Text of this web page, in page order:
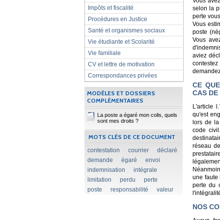
Impôts et fiscalité
Procédures en Justice
Santé et organismes sociaux
Vie étudiante et Scolarité
Vie familiale
CV et lettre de motivation
Correspondances privées
MODÈLES ET DOSSIERS
COMPLÉMENTAIRES
La poste a égaré mon colis, quels
sont mes droits ?
MOTS CLÉS DE CE DOCUMENT
contestation courrier
déclaré
demande
égaré
envoi
indemnisation
intégrale
limitation
perdu
perte
poste
responsabilité valeur
selon la
perte
Vous
poste
Vous
aviez
CE
CAS DE
L'article
qu'est
lors de
code
réseau
une faute
perte du
NOS